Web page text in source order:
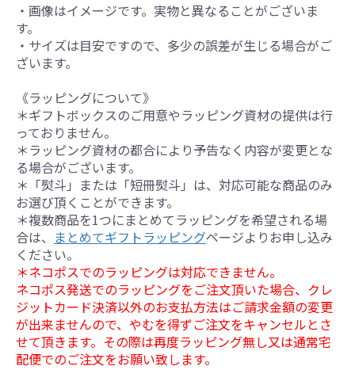
・画像はイメージです。実物と異なることがございま
す。
・サイズは目安ですので、多少の誤差が生じる場合がご
ざいます。
《ラッピングについて》
＊ギフトボックスのご用意やラッピング資材の提供は行
っておりません。
＊ラッピング資材の都合により予告なく内容が変更とな
る場合がございます。
＊「熨斗」または「短冊熨斗」は、対応可能な商品のみ
お選び頂くことができます。
＊複数商品を1つにまとめてラッピングを希望される場
合は、 まとめてギフトラッピングページよりお申し込み
ください。
＊ネコポスでのラッピングは対応できません。
ネコポス発送でのラッピングをご注文頂いた場合、クレ
ジットカード決済以外のお支払方法はご請求金額の変更
が出来ませんので、やむを得ずご注文をキャンセルとさ
せて頂きます。その際は再度ラッピング無し又は通常宅
配便でのご注文をお願い致します。